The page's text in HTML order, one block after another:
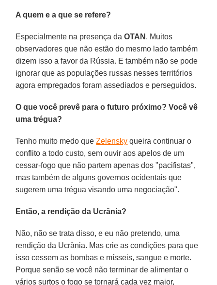
A quem e a que se refere?
Especialmente na presença daOTAN . Muitos
observadores que não estão do mesmo lado também
dizem isso a favor da Rússia. E também não se pode
ignorar que as populações russas nesses territórios
agora empregados foram assediados e perseguidos.
O que você prevê para o futuro próximo? Você vê
uma trégua?
Tenho muito medo queZelensky queira continuar o
conflito a todo custo, sem ouvir aos apelos de um
cessar-fogo que não partem apenas dos "pacifistas",
mas também de alguns governos ocidentais que
sugerem uma trégua visando uma negociação".
Então, a rendição da Ucrânia?
Não, não se trata disso, e eu não pretendo, uma
rendição da Ucrânia. Mas crie as condições para que
isso cessem as bombas e mísseis, sangue e morte.
Porque senão se você não terminar de alimentar o
vários surtos o fogo se tornará cada vez maior,